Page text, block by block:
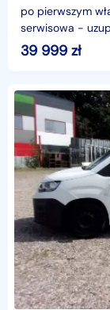
po pierwszym
serwisowa -
garażowany,
39 999 zł